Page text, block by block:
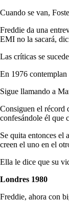
Cuando se van,
Freddie da una
EMI no la sacará,
Las críticas se
En 1976
Sigue llamando a
Consiguen el récord
confesándole él que
Se quita entonces el
creen el uno en el
Ella le dice que su
Londres 1980
Freddie, ahora con